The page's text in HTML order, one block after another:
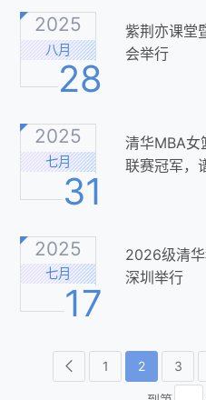
2025
八月
28
紫荆亦课堂
会举行
2025
七月
31
清华MBA
联赛冠军，
2025
七月
17
2026级清
深圳举行
1 2 3